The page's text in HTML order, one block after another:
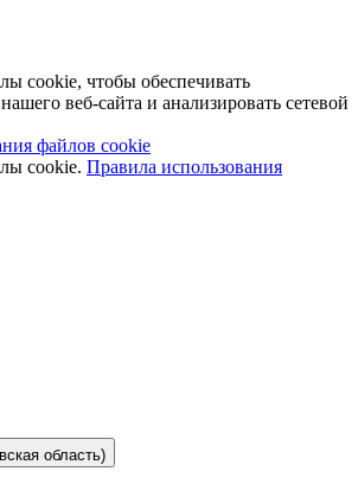
cookie, чтобы обеспечивать
веб-сайта и анализировать сетевой
файлов cookie
cookie. Правила использования
область)